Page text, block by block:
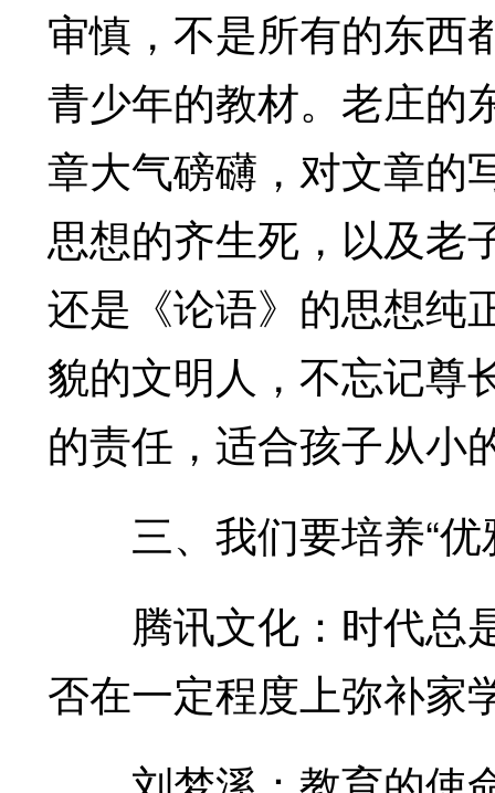
审慎，不是所有的东西
青少年的教材。老庄的
章大气磅礴，对文章的
思想的齐生死，以及老
还是《论语》的思想纯
貌的文明人，不忘记尊
的责任，适合孩子从小
三、我们要培养“优
腾讯文化：时代总
否在一定程度上弥补家